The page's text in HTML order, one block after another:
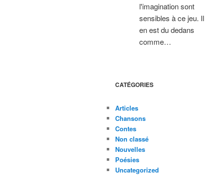
l'imagination sont
sensibles à ce jeu. Il
en est du dedans
comme…
CATÉGORIES
Articles
Chansons
Contes
Non classé
Nouvelles
Poésies
Uncategorized